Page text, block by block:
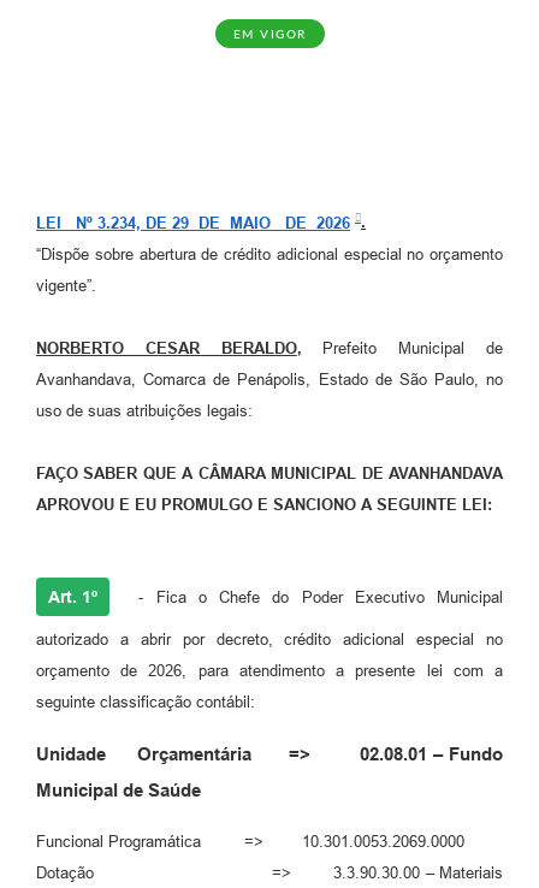
EM VIGOR
LEI Nº 3.234, DE 29 DE MAIO DE 2026
.
“Dispõe sobre abertura de crédito adicional especial no orçamento
vigente”.
NORBERTO CESAR BERALDO,
Prefeito Municipal de
Avanhandava, Comarca de Penápolis, Estado de São Paulo, no
uso de suas atribuições legais:
FAÇO SABER QUE A CÂMARA MUNICIPAL DE AVANHANDAVA
APROVOU E EU PROMULGO E SANCIONO A SEGUINTE LEI:
Art. 1º - Fica o Chefe do Poder Executivo Municipal
autorizado a abrir por decreto, crédito adicional especial no
orçamento de 2026, para atendimento a presente lei com a
seguinte classificação contábil:
Unidade Orçamentária => 02.08.01 – Fundo
Municipal de Saúde
Funcional Programática => 10.301.0053.2069.0000
Dotação => 3.3.90.30.00 – Materiais